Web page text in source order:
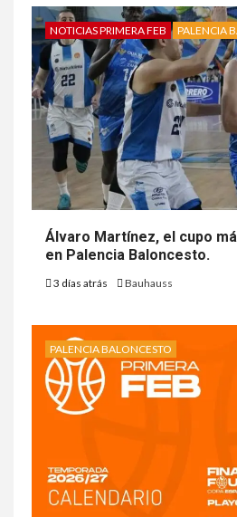
NOTICIAS PRIMERA FEB PALENCIA
Álvaro Martínez, el cupo
en Palencia Baloncesto.
3 días atrás Bauhauss
PALENCIA BALONCESTO